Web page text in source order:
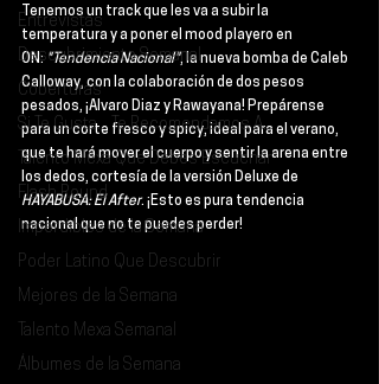
Entrevistas
Descubrimiento Semanal
Coberturas
Si Te Gusta... Te Recomendamos A...
Talento Mexa Que Debes Escuchar
Flash Round
Imperdibles de la Semana
Poder Latino Que Descubrir
Mejores de la Semana
Talento Mexa Semanal
Álbumes de la Semana
Tenemos un track que les va a subir la
temperatura y a poner el mood playero en
ON: "Tendencia Nacional", la nueva bomba de Caleb
Calloway, con la colaboración de dos pesos
pesados, ¡Alvaro Diaz y Rawayana! Prepárense
para un corte fresco y spicy, ideal para el verano,
que te hará mover el cuerpo y sentir la arena entre
los dedos, cortesía de la versión Deluxe de
HAYABUSA: El After. ¡Esto es pura tendencia
nacional que no te puedes perder!